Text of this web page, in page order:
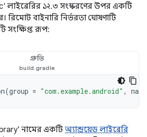
লাইব্রেরির ১২.৩ সংস্করণের উপর একটি
রিমোট বাইনারি নির্ভরতা ঘোষণাটি
সংক্ষিপ্ত রূপ:
গ্রুভি
(group = "com.example.android" , name
নামের একটি অ্যান্ড্রয়েড লাইব্রেরি